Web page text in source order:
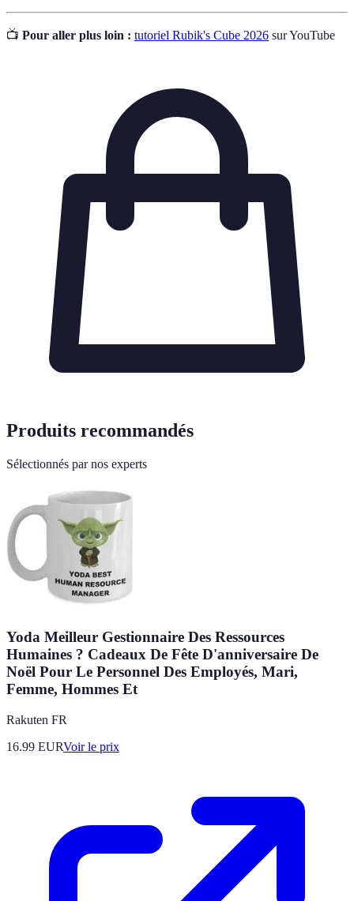
📺 Pour aller plus loin : tutoriel Rubik's Cube 2026 sur YouTube
Produits recommandés
Sélectionnés par nos experts
Yoda Meilleur Gestionnaire Des Ressources
Humaines ? Cadeaux De Fête D'anniversaire De
Noël Pour Le Personnel Des Employés, Mari,
Femme, Hommes Et
Rakuten FR
16.99 EURVoir le prix